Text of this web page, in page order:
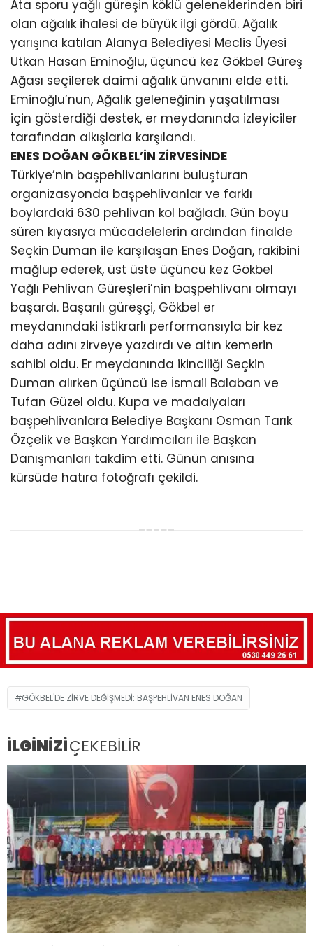
Öztürk, Antalya Büyükşehir Belediye Başkan Vekili
Büşra Özdemir, Ak Parti Antalya Milletvekili
Mustafa Köse, Tuba Vural Çokal, Yeni Parti
Antalya Milletvekilleri Aykut Kaya ve Aliye Coşar,
siyasi parti temsilcileri, belediye başkanları,
kurum amirleri, sivil toplum kuruluşları, muhtarlar
ve güreşseverler katıldı.
BAYRAK TÖRENİ GURUR YAŞATTI
Festivalin son günü 55 Başpehlivan olmak üzere
toplam 630 güreşçi er meydanına çıktı. Saygı
duruşu ve İstiklal Marşı’nın okunmasının
ardından dua edildi. Festivalin en anlamlı
anlarından biri, başpehlivanlar ile protokol
üyelerinin katılımıyla gerçekleştirilen Bayrak
Töreni oldu. Er meydanında açılan ay yıldızlı Türk
bayrağı, vatandaşların alkışları eşliğinde
taşınırken, Gökbel Yaylası birlik, beraberlik ve milli
gururun en güzel örneğine sahne oldu.
AĞALIK GELENEĞİ YAŞATILDI
Ata sporu yağlı güreşin köklü geleneklerinden biri
olan ağalık ihalesi de büyük ilgi gördü. Ağalık
yarışına katılan Alanya Belediyesi Meclis Üyesi
Utkan Hasan Eminoğlu, üçüncü kez Gökbel Güreş
Ağası seçilerek daimi ağalık ünvanını elde etti.
Eminoğlu’nun, Ağalık geleneğinin yaşatılması
için gösterdiği destek, er meydanında izleyiciler
Seçkin Duman ile karşılaşan Enes Doğan, rakibini
mağlup ederek, üst üste üçüncü kez Gökbel
Yağlı Pehlivan Güreşleri’nin başpehlivanı olmayı
başardı. Başarılı güreşçi, Gökbel er
meydanındaki istikrarlı performansıyla bir kez
daha adını zirveye yazdırdı ve altın kemerin
Duman alırken üçüncü ise İsmail Balaban ve
Tufan Güzel oldu. Kupa ve madalyaları
başpehlivanlara Belediye Başkanı Osman Tarık
Özçelik ve Başkan Yardımcıları ile Başkan
Danışmanları takdim etti. Günün anısına
kürsüde hatıra fotoğrafı çekildi.